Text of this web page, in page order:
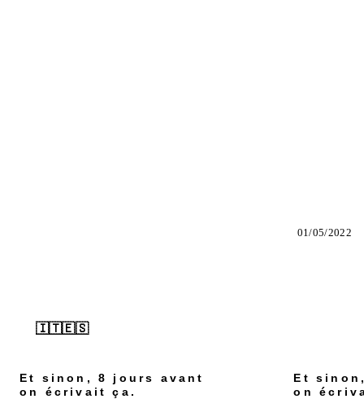
01/05/2022
Et sinon, 8 jours avant
on écrivait ça.
Et
on